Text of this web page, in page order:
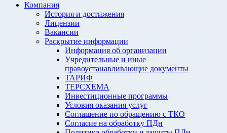
Компания
История и достижения
Лицензии
Вакансии
Раскрытие информации
Информация об организации
Учредительные и иные
правоустанавливающие документы
ТАРИФ
ТЕРСХЕМА
Инвестиционные программы
Условия оказания услуг
Соглашение по обращению с ТКО
Согласие на обработку ПДн